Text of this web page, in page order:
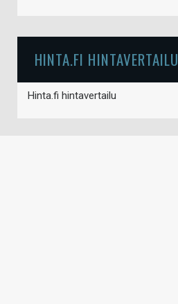
HINTA.FI HINTAVERTAILU
Hinta.fi hintavertailu